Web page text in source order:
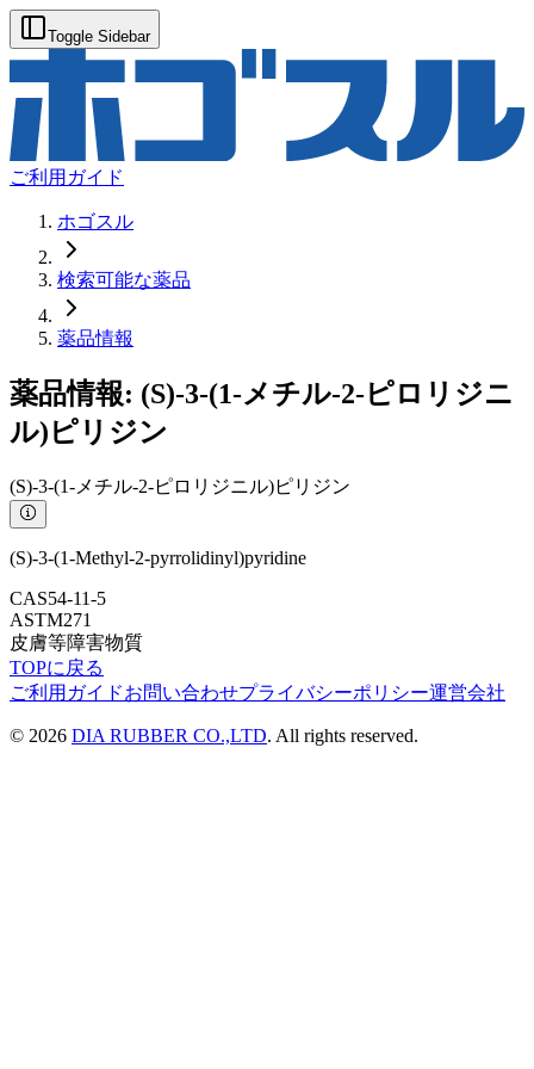
Toggle Sidebar
ご利用ガイド
ホゴスル
検索可能な薬品
薬品情報
薬品情報: (S)-3-(1-メチル-2-ピロリジニ
ル)ピリジン
(S)-3-(1-メチル-2-ピロリジニル)ピリジン
(S)-3-(1-Methyl-2-pyrrolidinyl)pyridine
CAS54-11-5
ASTM271
皮膚等障害物質
TOPに戻る
ご利用ガイドお問い合わせプライバシーポリシー運営会社
© 2026 DIA RUBBER CO.,LTD. All rights reserved.